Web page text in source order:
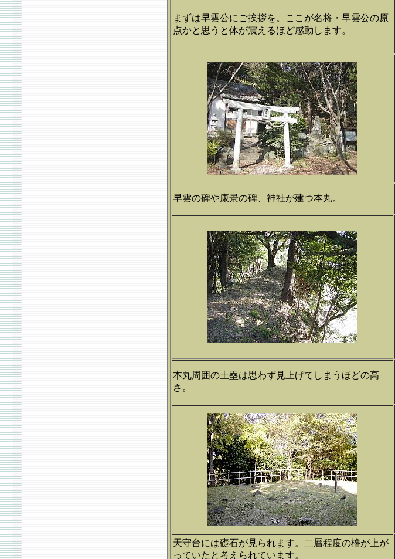
まずは早雲公にご挨拶を。ここが名将・早雲公の原
点かと思うと体が震えるほど感動します。
早雲の碑や康景の碑、神社が建つ本丸。
本丸周囲の土塁は思わず見上げてしまうほどの高
さ。
天守台には礎石が見られます。二層程度の櫓が上が
っていたと考えられています。